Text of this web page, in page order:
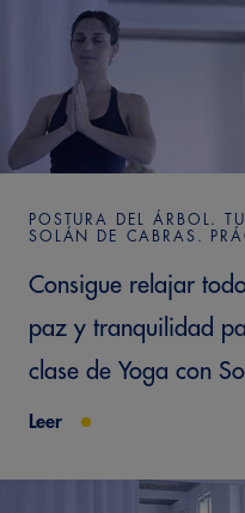
POSTURA DEL ÁRBOL.
SOLÁN DE CABRAS.
Consigue relajar
paz y tranquilidad
clase de Yoga con
Leer